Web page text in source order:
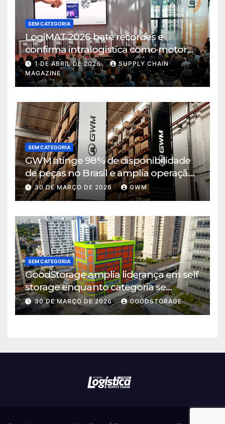
SEM CATEGORIA
LogiMAT 2026 bate recordes e
confirma intralogística como motor
de decisão em tempos de incerteza
1 DE ABRIL DE 2026
SUPPLY CHAIN
MAGAZINE
SEM CATEGORIA
GWM atinge 98% de disponibilidade
de peças no Brasil e amplia operação
logística em Cajamar
30 DE MARÇO DE 2026 GWM
SEM CATEGORIA
GoodStorage amplia liderança em self
storage enquanto categoria se
consolida em São Paulo
30 DE MARÇO DE 2026 GOODSTORAGE